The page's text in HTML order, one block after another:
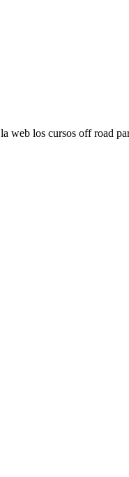
web los cursos off road